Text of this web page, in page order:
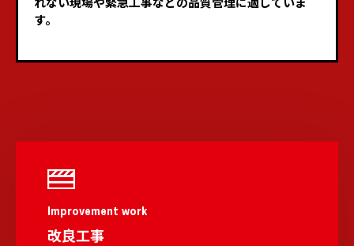
す。
Improvement work
改良工事